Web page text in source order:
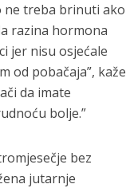
ne treba brinuti ako
razina hormona
jer nisu osjećale
od pobačaja”, kaže
da imate
bolje.”
bez
jutarnje